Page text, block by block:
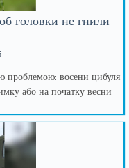
головки не гнили
проблемою: восени цибуля
або на початку весни